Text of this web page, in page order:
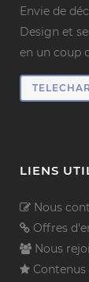
Envie de
Design et
en un coup
LIENS
Nous
Offres
Nous